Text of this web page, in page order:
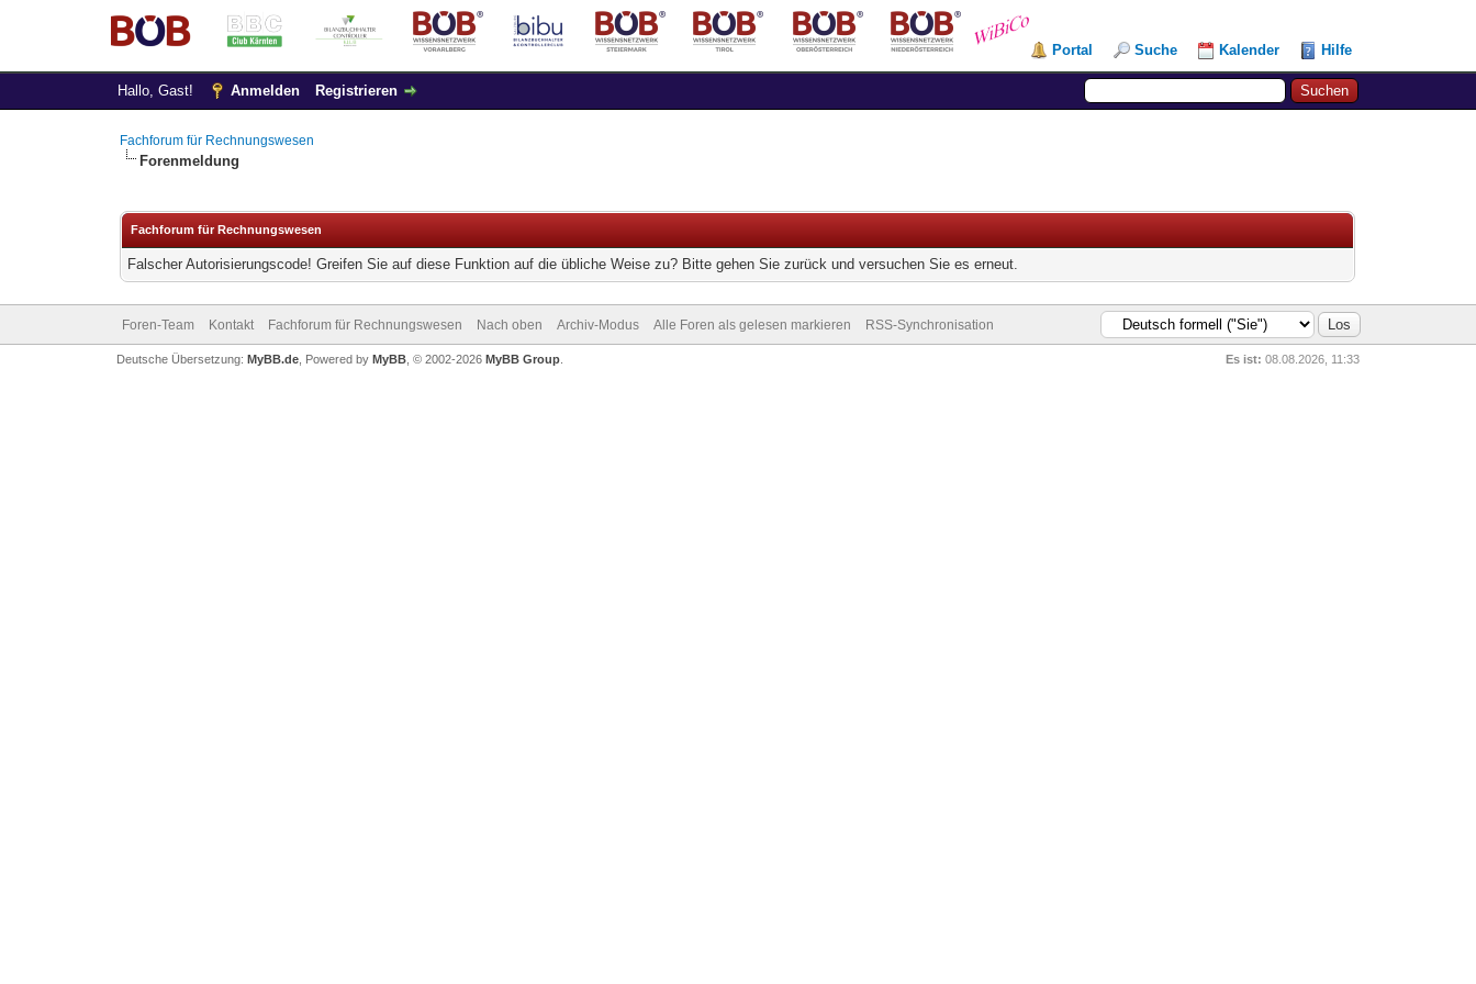
Portal Suche Kalender Hilfe
Hallo, Gast! Anmelden Registrieren
Fachforum für Rechnungswesen
Forenmeldung
Fachforum für Rechnungswesen
Falscher Autorisierungscode! Greifen Sie auf diese Funktion auf die übliche Weise zu? Bitte gehen Sie zurück und versuchen Sie es erneut.
Foren-Team Kontakt Fachforum für Rechnungswesen Nach oben Archiv-Modus Alle Foren als gelesen markieren RSS-Synchronisation
Es ist: 08.08.2026, 11:33
Deutsche Übersetzung: MyBB.de, Powered by MyBB, © 2002-2026 MyBB Group.